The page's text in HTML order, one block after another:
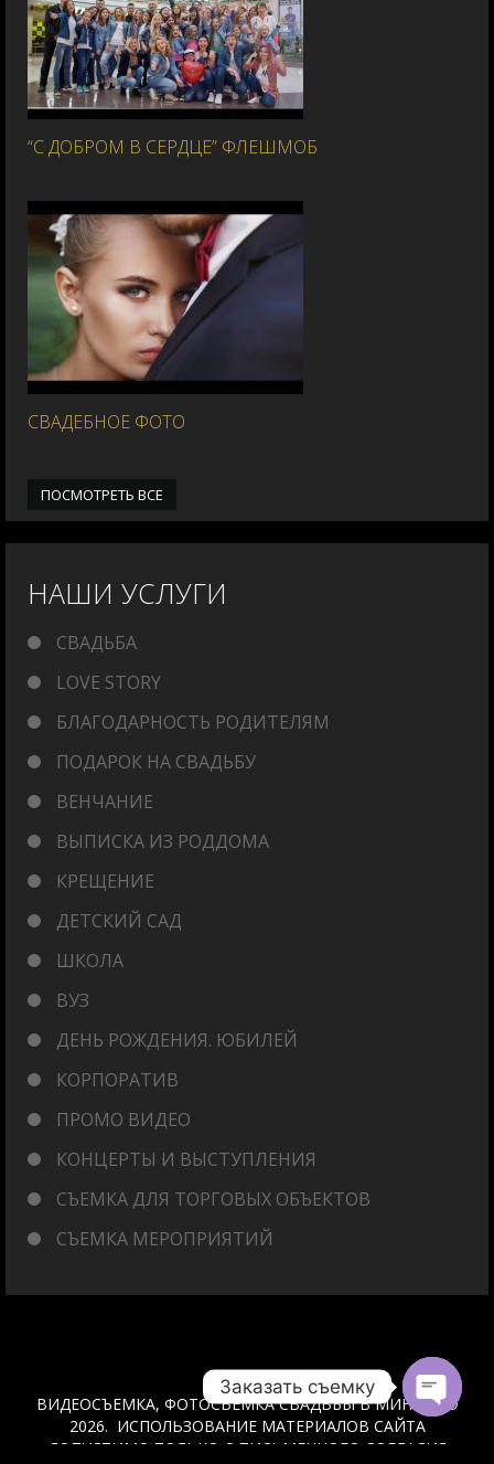
“С ДОБРОМ В СЕРДЦЕ” ФЛЕШМОБ
СВАДЕБНОЕ ФОТО
ПОСМОТРЕТЬ ВСЕ
НАШИ УСЛУГИ
СВАДЬБА
LOVE STORY
БЛАГОДАРНОСТЬ РОДИТЕЛЯМ
ПОДАРОК НА СВАДЬБУ
ВЕНЧАНИЕ
ВЫПИСКА ИЗ РОДДОМА
КРЕЩЕНИЕ
ДЕТСКИЙ САД
ШКОЛА
ВУЗ
ДЕНЬ РОЖДЕНИЯ. ЮБИЛЕЙ
КОРПОРАТИВ
ПРОМО ВИДЕО
КОНЦЕРТЫ И ВЫСТУПЛЕНИЯ
СЪЕМКА ДЛЯ ТОРГОВЫХ ОБЪЕКТОВ
СЪЕМКА МЕРОПРИЯТИЙ
ВИДЕОСЪЕМКА, ФОТОСЬЕМКА СВАДЬБЫ В МИНСКЕ ©
2026. ИСПОЛЬЗОВАНИЕ МАТЕРИАЛОВ САЙТА
ДОПУСТИМО ТОЛЬКО С ПИСЬМЕННОГО СОГЛАСИЯ
Заказать съемку
chaty